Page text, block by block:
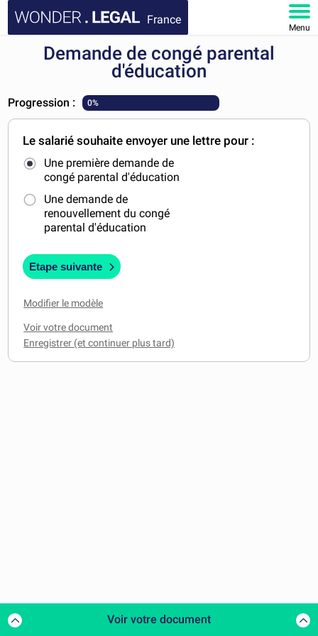
France
Menu
ACCUEIL
MON COMPTE
Demande de congé parental
d'éducation
Progression : 0%
Le salarié souhaite envoyer une lettre pour :
Une première demande de
congé parental d'éducation
Une demande de
renouvellement du congé
parental d'éducation
Etape suivante
Modifier le modèle
Voir votre document
Voir votre document